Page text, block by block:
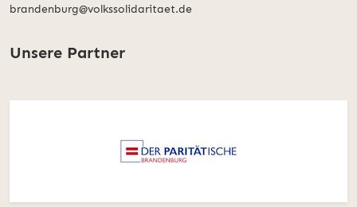
brandenburg@volkssolidaritaet.de
Unsere Partner